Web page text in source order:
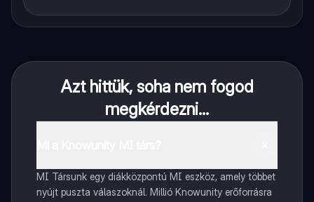
Azt hittük, soha nem fogod
megkérdezni...
MI Társunk egy diákközpontú MI eszköz, amely többet
nyújt puszta válaszoknál. Millió Knowunity erőforrásra